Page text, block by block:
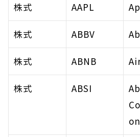
株式 AAPL
株式 ABBV
株式 ABNB
株式 ABSI
on